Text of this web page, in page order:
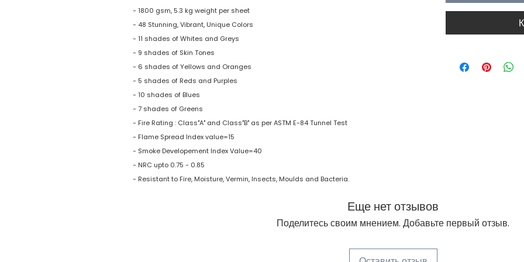
- 1800 gsm, 5.3 kg weight per sheet
- 48 Stunning, Vibrant, Unique Colors
- 11 shades of Whites and Greys
- 9 shades of Skin Tones
- 6 shades of Yellows and Oranges
- 5 shades of Reds and Purples
- 10 shades of Blues
- 7 shades of Greens
- Fire Rating : Class"A" and Class"B" as per ASTM E-84 Tunnel Test
- Flame Spread Index value=15
- Smoke Developement Index Value=40
- NRC upto 0.75 - 0.85
- Resistant to Fire, Moisture, Vermin, Insects, Moulds and Bacteria.
Еще нет отзывов
Поделитесь своим мнением. Добавьте первый отзыв.